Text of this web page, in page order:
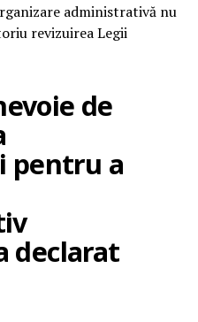
administrativă nu
revizuirea Legii
de
pentru a
declarat